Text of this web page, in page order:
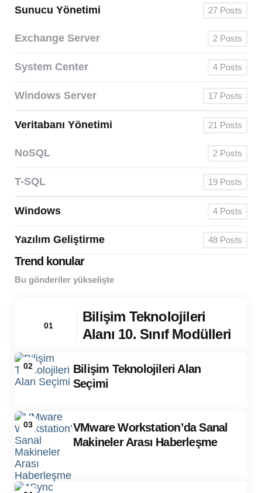
Sunucu Yönetimi 27 Posts
Exchange Server 2 Posts
System Center 4 Posts
Windows Server 17 Posts
Veritabanı Yönetimi 21 Posts
NoSQL 2 Posts
T-SQL 19 Posts
Windows 4 Posts
Yazılım Geliştirme 48 Posts
Trend konular
Bu gönderiler yükselişte
01
Bilişim Teknolojileri
Alanı 10. Sınıf Modülleri
02
Bilişim Teknolojileri Alan
Seçimi
03
VMware Workstation’da Sanal
Makineler Arası Haberleşme